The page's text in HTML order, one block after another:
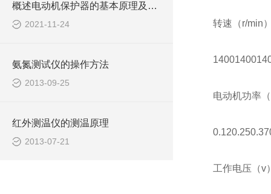
概述电动机保护器的基本原理及工作过程
2021-11-24
氨氮测试仪的操作方法
2013-09-25
红外测温仪的测温原理
2013-07-21
转速（r/min
电动机功率
工作电压（v